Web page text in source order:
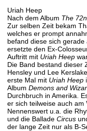
Uriah Heep
Nach dem Album The
Zur selben Zeit bekam
welches er prompt
befand diese sich
ersetzte den Ex-
Auftritt mit Uriah Heep
Die Band bestand dieser
Hensley und Lee
erste Mal mit Uriah Heep
Album Demons and
Durchbruch in Amerika.
er sich teilweise auch am
Nennenswert u.a. die
und die Ballade Circus
der lange Zeit nur als B-